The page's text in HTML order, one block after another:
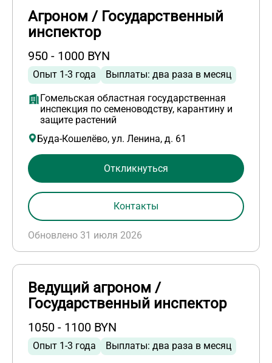
Агроном / Государственный
инспектор
950 - 1000 BYN
Опыт 1-3 года Выплаты: два раза в месяц
Гомельская областная государственная
инспекция по семеноводству, карантину и
защите растений
Буда-Кошелёво, ул. Ленина, д. 61
Обновлено 31 июля 2026
Откликнуться
Контакты
Ведущий агроном /
Государственный инспектор
1050 - 1100 BYN
Опыт 1-3 года Выплаты: два раза в месяц